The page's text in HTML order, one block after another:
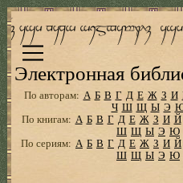
Электронная
По авторам: А Б В Г Д Е Ж З И
Ч Ш Щ Ы Э
По книгам: А Б В Г Д Е Ж З И Й
Ш Щ Ы Э Ю
По сериям: А Б В Г Д Е Ж З И Й
Ш Щ Ы Э Ю